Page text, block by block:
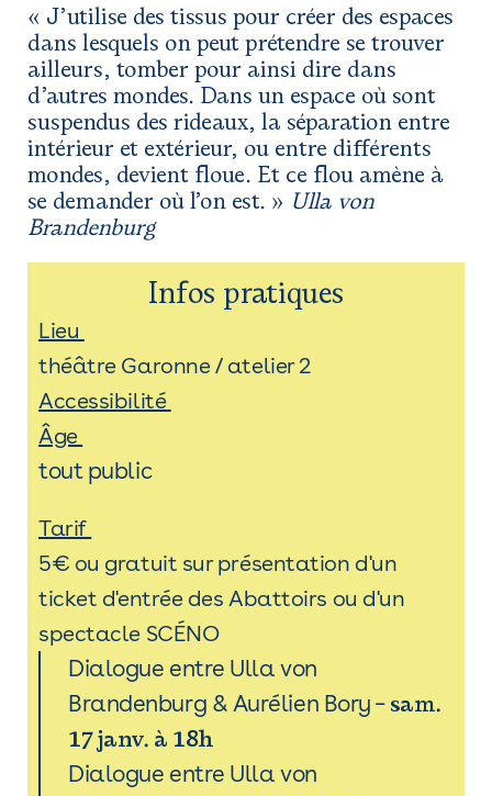
« J’utilise des tissus pour créer des espaces
dans lesquels on peut prétendre se trouver
ailleurs, tomber pour ainsi dire dans
d’autres mondes. Dans un espace où sont
suspendus des rideaux, la séparation entre
intérieur et extérieur, ou entre différents
mondes, devient floue. Et ce flou amène à
se demander où l’on est. » Ulla von
Brandenburg
Infos pratiques
Lieu
théâtre Garonne / atelier 2
Accessibilité
Âge
tout public
Tarif
5€ ou gratuit sur présentation d'un
ticket d'entrée des Abattoirs ou d'un
spectacle SCÉNO
Dialogue entre Ulla von
Brandenburg & Aurélien Bory – sam.
17 janv. à 18h
Dialogue entre Ulla von